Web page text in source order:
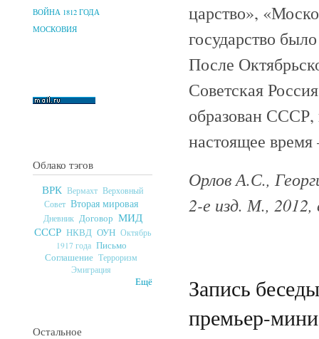
ВОЙНА 1812 ГОДА
МОСКОВИЯ
Облако тэгов
ВРК Вермахт Верховный
Совет Вторая мировая
Дневник Договор МИД
СССР НКВД ОУН Октябрь
1917 года Письмо
Соглашение Терроризм
Эмиграция
Ещё
Остальное
царство»,
государство
После
Советская
образован СССР,
настоящее
Орлов А.С.,
2-е изд. М., 2012,
Запись
премьер-